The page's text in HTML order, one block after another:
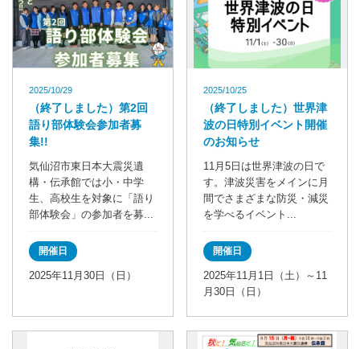
2025/10/29
（終了しました）第2回
語り部体験会参加者募
集!!
気仙沼市東日本大震災遺
構・伝承館では小・中学
生、高校生を対象に「語り
部体験会」の参加者を募...
開催日
2025年11月30日（日）
2025/10/25
（終了しました）世界津
波の日特別イベント開催
のお知らせ
11月5日は世界津波の日で
す。津波災害をメインに月
間でさまざまな防災・減災
を学べるイベント...
開催日
2025年11月1日（土）～11
月30日（日）